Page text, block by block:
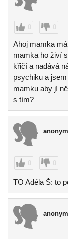
0 0
Ahoj mamka
mamka ho živí
křičí a nadává
psychiku a
mamku aby jí
s tím?
anonym
0 0
TO Adéla Š: to
anonym